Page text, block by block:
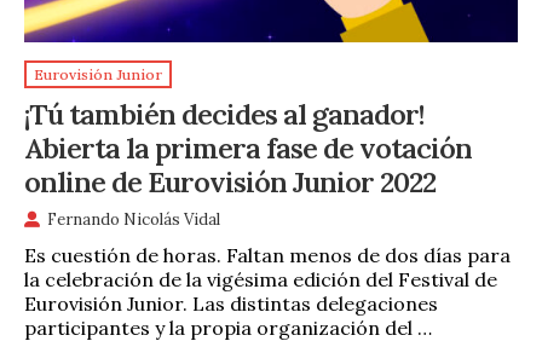
Eurovisión Junior
¡Tú también decides al ganador!
Abierta la primera fase de votación
online de Eurovisión Junior 2022
Fernando Nicolás Vidal
Es cuestión de horas. Faltan menos de dos días para
la celebración de la vigésima edición del Festival de
Eurovisión Junior. Las distintas delegaciones
participantes y la propia organización del …